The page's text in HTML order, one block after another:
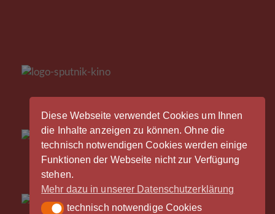
Diese Webseite verwendet Cookies um Ihnen
die Inhalte anzeigen zu können. Ohne die
technisch notwendigen Cookies werden einige
Funktionen der Webseite nicht zur Verfügung
stehen.
Mehr dazu in unserer Datenschutzerklärung
technisch notwendige Cookies
technisch notwendige Cookies